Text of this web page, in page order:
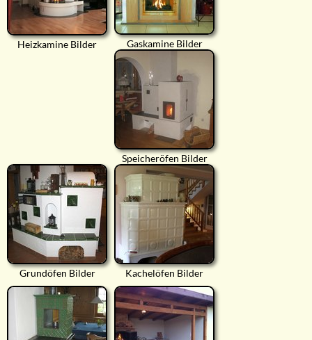
Heizkamine Bilder Gaskamine Bilder
Speicheröfen Bilder
Grundöfen Bilder Kachelöfen Bilder